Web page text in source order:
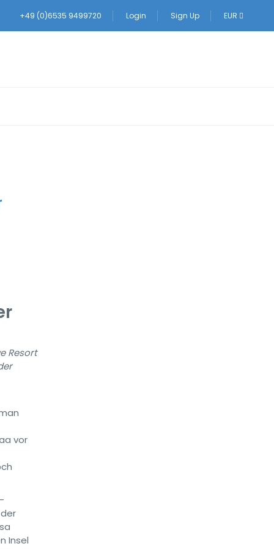
+49 (0)6535 9499720 Login Sign Up EUR
Resort
vor
Insel